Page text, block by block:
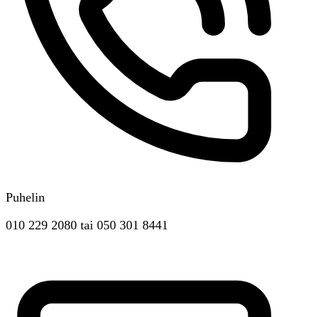
Puhelin
010 229 2080 tai 050 301 8441